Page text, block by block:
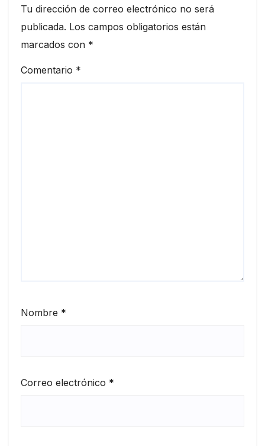
Tu dirección de correo electrónico no será
publicada. Los campos obligatorios están
marcados con *
Comentario *
Nombre *
Correo electrónico *